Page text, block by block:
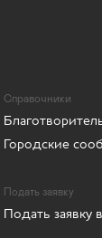
Справочники
Городские
Подать заявку
Подать заявку